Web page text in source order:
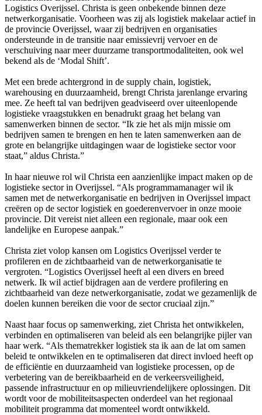
Logistics Overijssel. Christa is geen onbekende binnen deze
netwerkorganisatie. Voorheen was zij als logistiek makelaar actief in
de provincie Overijssel, waar zij bedrijven en organisaties
ondersteunde in de transitie naar emissievrij vervoer en de
verschuiving naar meer duurzame transportmodaliteiten, ook wel
bekend als de ‘Modal Shift’.
Met een brede achtergrond in de supply chain, logistiek,
warehousing en duurzaamheid, brengt Christa jarenlange ervaring
mee. Ze heeft tal van bedrijven geadviseerd over uiteenlopende
logistieke vraagstukken en benadrukt graag het belang van
samenwerken binnen de sector. “Ik zie het als mijn missie om
bedrijven samen te brengen en hen te laten samenwerken aan de
grote en belangrijke uitdagingen waar de logistieke sector voor
staat,” aldus Christa.”
In haar nieuwe rol wil Christa een aanzienlijke impact maken op de
logistieke sector in Overijssel. “Als programmamanager wil ik
samen met de netwerkorganisatie en bedrijven in Overijssel impact
creëren op de sector logistiek en goederenvervoer in onze mooie
provincie. Dit vereist niet alleen een regionale, maar ook een
landelijke en Europese aanpak.”
Christa ziet volop kansen om Logistics Overijssel verder te
profileren en de zichtbaarheid van de netwerkorganisatie te
vergroten. “Logistics Overijssel heeft al een divers en breed
netwerk. Ik wil actief bijdragen aan de verdere profilering en
zichtbaarheid van deze netwerkorganisatie, zodat we gezamenlijk de
doelen kunnen bereiken die voor de sector cruciaal zijn.”
Naast haar focus op samenwerking, ziet Christa het ontwikkelen,
verbinden en optimaliseren van beleid als een belangrijke pijler van
haar werk. “Als thematrekker logistiek sta ik aan de lat om samen
beleid te ontwikkelen en te optimaliseren dat direct invloed heeft op
de efficiëntie en duurzaamheid van logistieke processen, op de
verbetering van de bereikbaarheid en de verkeersveiligheid,
passende infrastructuur en op milieuvriendelijkere oplossingen. Dit
wordt voor de mobiliteitsaspecten onderdeel van het regionaal
mobiliteit programma dat momenteel wordt ontwikkeld.